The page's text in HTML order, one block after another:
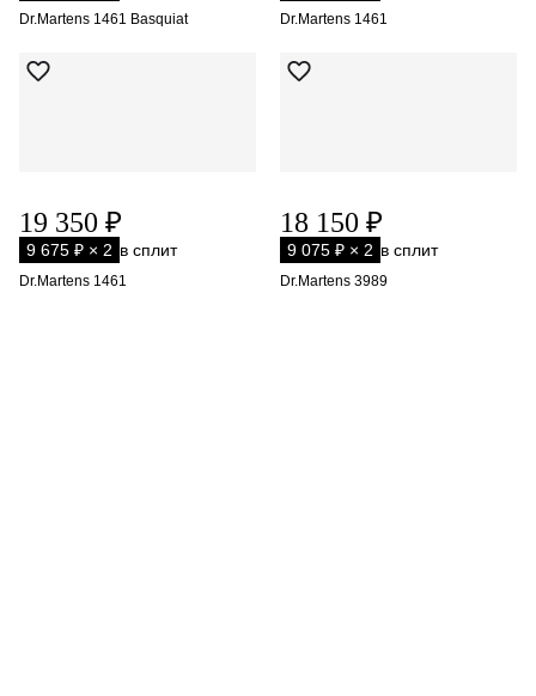
Dr.Martens 1461 Basquiat Dr.Martens 1461
19 350 ₽
9 675 ₽ × 2 в сплит
Dr.Martens 1461
18 150 ₽
9 075 ₽ × 2 в сплит
Dr.Martens 3989